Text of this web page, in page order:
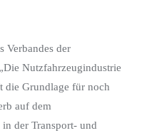
Verbandes der
Nutzfahrzeugindustrie
die Grundlage für noch
auf dem
der Transport- und